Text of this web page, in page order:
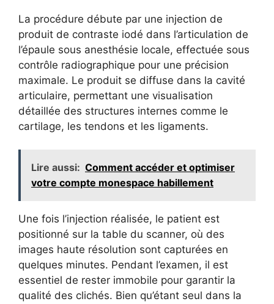
La procédure débute par une injection de
produit de contraste iodé dans l’articulation de
l’épaule sous anesthésie locale, effectuée sous
contrôle radiographique pour une précision
maximale. Le produit se diffuse dans la cavité
articulaire, permettant une visualisation
détaillée des structures internes comme le
cartilage, les tendons et les ligaments.
Lire aussi: Comment accéder et optimiser
votre compte monespace habillement
Une fois l’injection réalisée, le patient est
positionné sur la table du scanner, où des
images haute résolution sont capturées en
quelques minutes. Pendant l’examen, il est
essentiel de rester immobile pour garantir la
qualité des clichés. Bien qu’étant seul dans la